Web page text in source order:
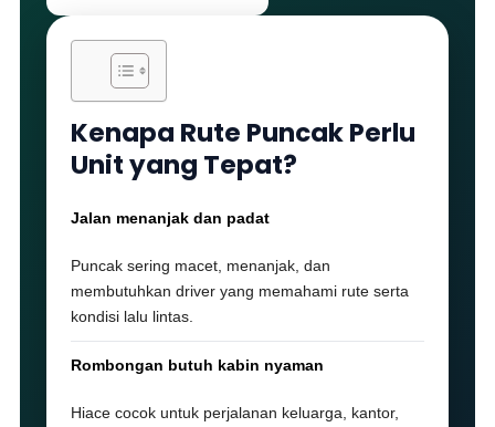
Kenapa Rute Puncak Perlu
Unit yang Tepat?
Jalan menanjak dan padat
Puncak sering macet, menanjak, dan
membutuhkan driver yang memahami rute serta
kondisi lalu lintas.
Rombongan butuh kabin nyaman
Hiace cocok untuk perjalanan keluarga, kantor,